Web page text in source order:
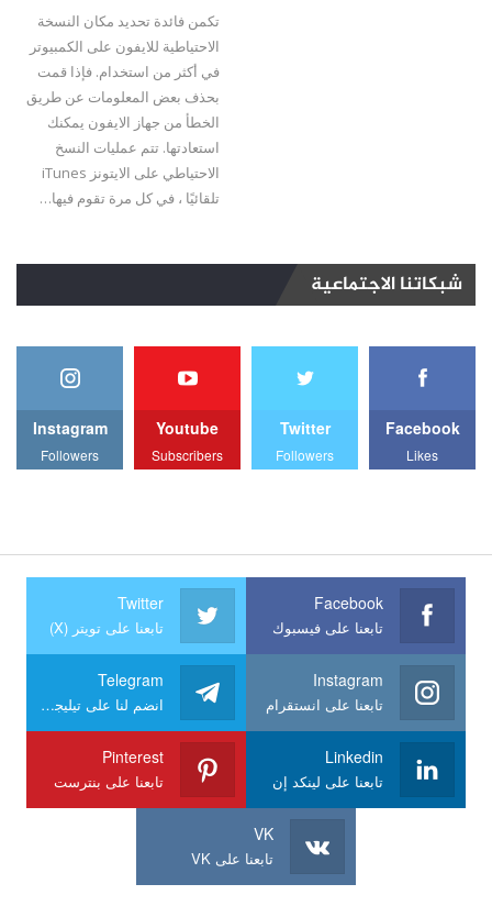
تكمن فائدة تحديد مكان النسخة
الاحتياطية للايفون على الكمبيوتر
في أكثر من استخدام. فإذا قمت
بحذف بعض المعلومات عن طريق
الخطأ من جهاز الايفون يمكنك
استعادتها. تتم عمليات النسخ
الاحتياطي على الايتونز iTunes
تلقائيًا ، في كل مرة تقوم فيها…
شبكاتنا الاجتماعية
Facebook
Likes
Twitter
Followers
Youtube
Subscribers
Instagram
Followers
Facebook
تابعنا على فيسبوك
Twitter
تابعنا على تويتر (X)
Instagram
تابعنا على انستقرام
Telegram
انضم لنا على تيليجرام
Linkedin
تابعنا على لينكد إن
Pinterest
تابعنا على بنترست
VK
تابعنا على VK